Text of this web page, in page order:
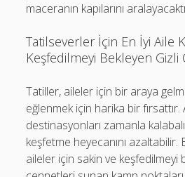
maceranın kapılarını
Tatilseverler İçin En İyi Aile
Keşfedilmeyi Bekleyen
Tatiller, aileler için bir araya
eğlenmek için harika bir
destinasyonları zamanla
keşfetme heyecanını
aileler için sakin ve keşfedilmeyi